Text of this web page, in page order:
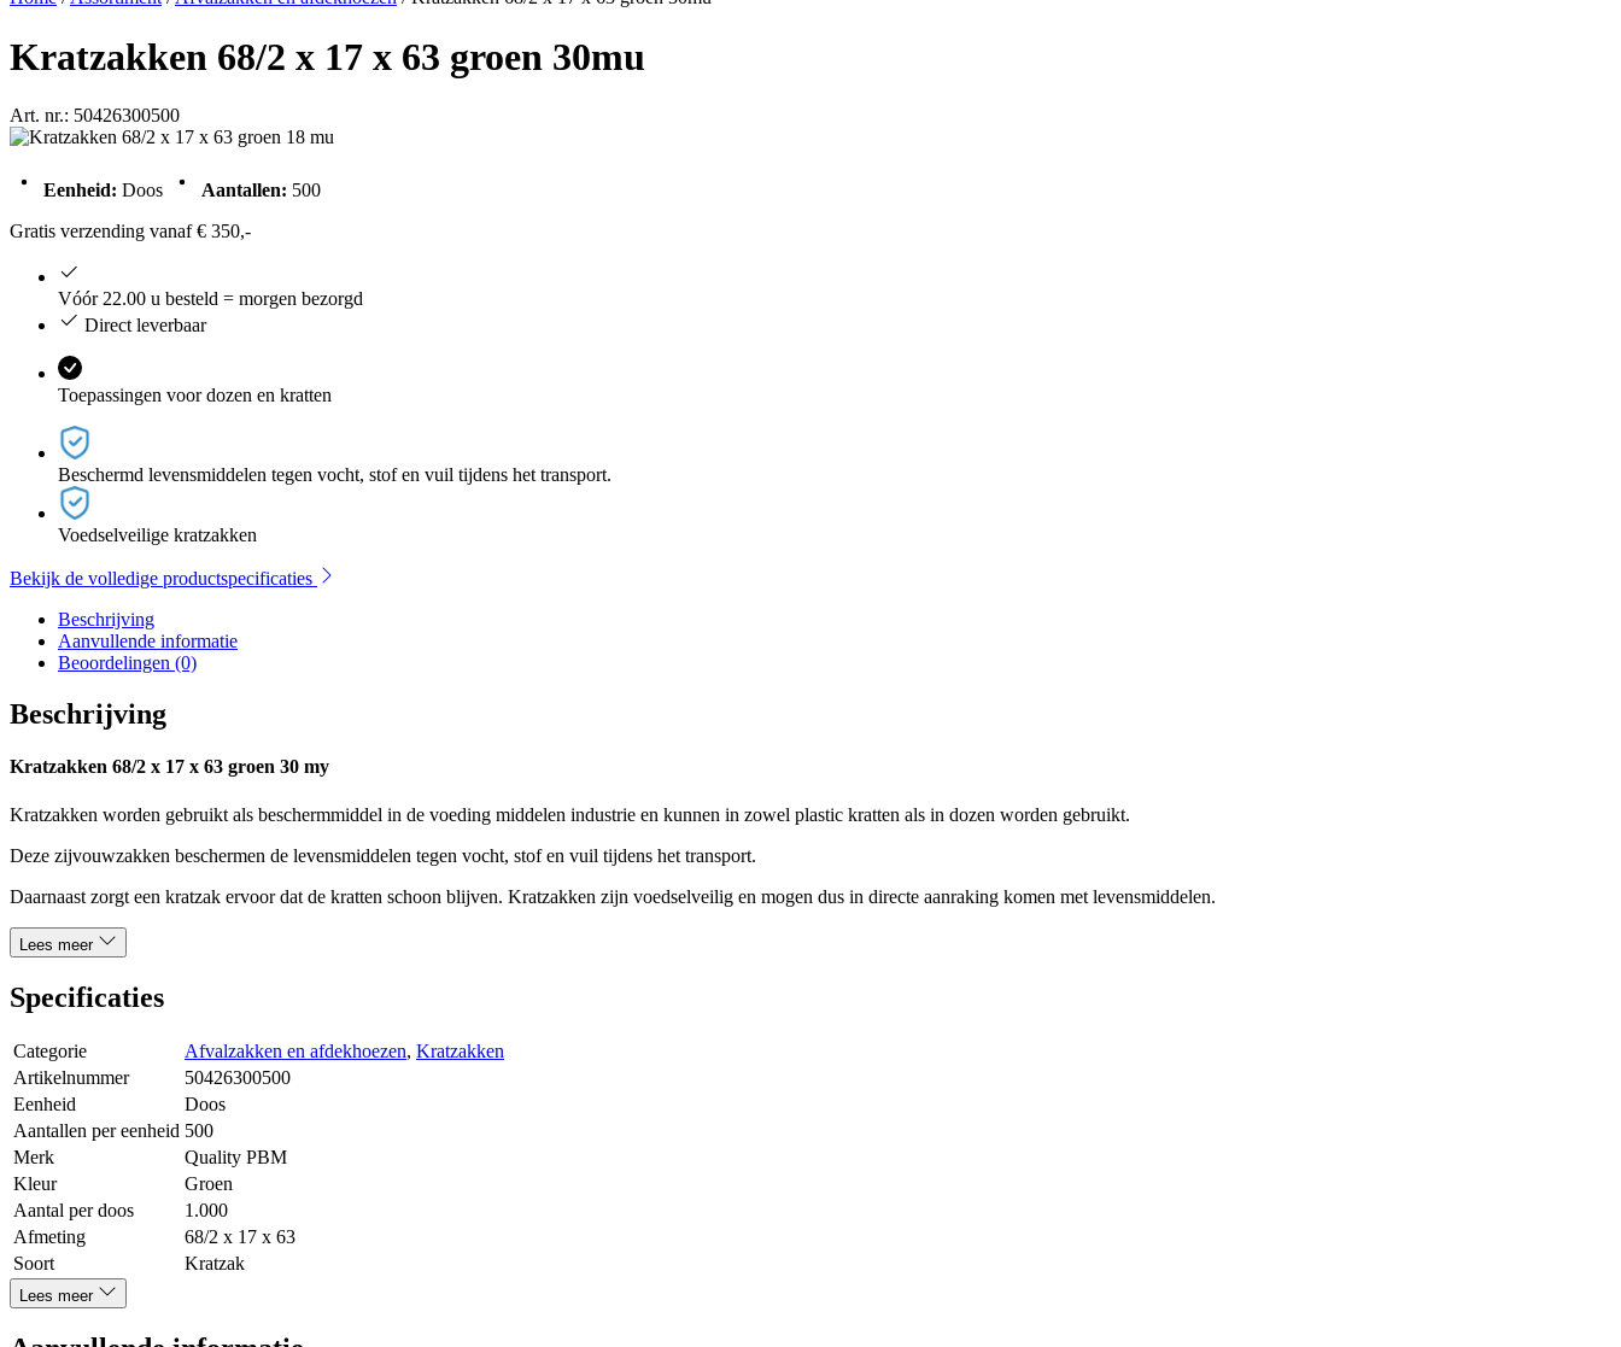
Kratzakken 68/2 x 17 x 63 groen 30mu
Art. nr.: 50426300500
Eenheid: Doos Aantallen: 500
Gratis verzending vanaf € 350,-
Vóór 22.00 u besteld = morgen bezorgd
Direct leverbaar
Toepassingen voor dozen en kratten
Beschermd levensmiddelen tegen vocht, stof en vuil tijdens het transport.
Voedselveilige kratzakken
Bekijk de volledige productspecificaties
Beschrijving
Aanvullende informatie
Beoordelingen (0)
Beschrijving
Kratzakken 68/2 x 17 x 63 groen 30 my
Kratzakken worden gebruikt als beschermmiddel in de voeding middelen industrie en kunnen in zowel plastic kratten als in dozen worden gebruikt.
Deze zijvouwzakken beschermen de levensmiddelen tegen vocht, stof en vuil tijdens het transport.
Daarnaast zorgt een kratzak ervoor dat de kratten schoon blijven. Kratzakken zijn voedselveilig en mogen dus in directe aanraking komen met levensmiddelen.
Lees meer
Specificaties
Categorie Afvalzakken en afdekhoezen, Kratzakken
Artikelnummer
50426300500
Eenheid
Doos
Aantallen per eenheid 500
Merk
Quality PBM
Kleur
Groen
Aantal per doos
1.000
Afmeting
68/2 x 17 x 63
Soort
Kratzak
Lees meer